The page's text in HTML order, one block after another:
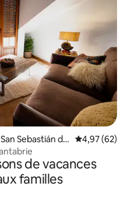
Sebastián de
Évaluation
4,97 (62)
de vacances
familles